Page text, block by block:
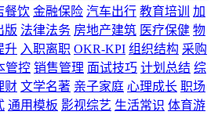
餐饮 金融保险 汽车出行 教育培训
加
版 法律法务 房地产建筑 医疗保健 物
升 入职离职 OKR-KPI 组织结构 采购
管控 销售管理 面试技巧 计划总结 综
财 文学名著 亲子家庭 心理成长 职场
通用模板 影视综艺 生活常识 体育游